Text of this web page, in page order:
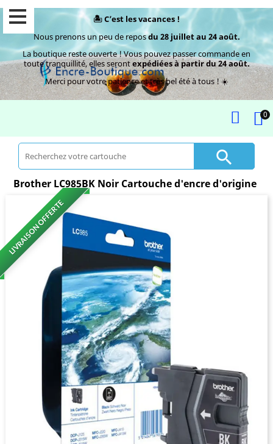
🏝️ C’est les vacances !
Nous prenons un peu de reposdu 28 juillet au 24 août.
La boutique reste ouverte ! Vous pouvez passer commande en
toute tranquillité, elles serontexpédiées à partir du 24 août.
Merci pour votre patience et très bel été à tous ! ☀️
0

Brother LC985BK Noir Cartouche d'encre d'origine
LIVRAISON OFFERTE